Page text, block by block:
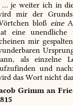
… je weiter ich in
mir der
bloß eine
eine unendliche
mir
als einzelne
und
das Wort nicht
Grimm an